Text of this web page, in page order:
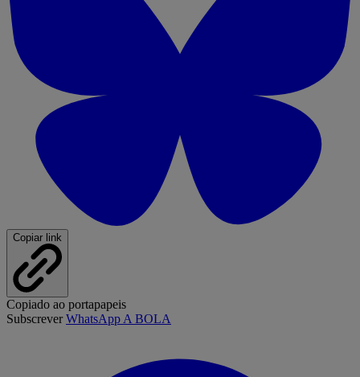
Copiar link
Copiado ao portapapeis
SubscreverWhatsApp A BOLA